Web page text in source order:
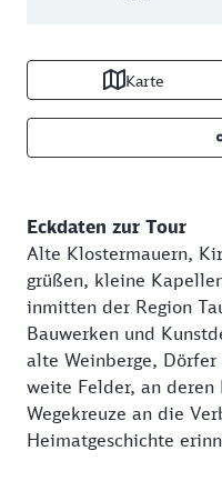
Karte
Eckdaten zur Tour
Alte Klostermauern,
grüßen, kleine
inmitten der Region
Bauwerken und
alte Weinberge,
weite Felder, an deren
Wegekreuze an die
Heimatgeschichte